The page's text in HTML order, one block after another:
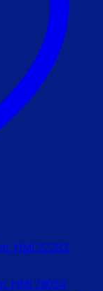
HMI 22283